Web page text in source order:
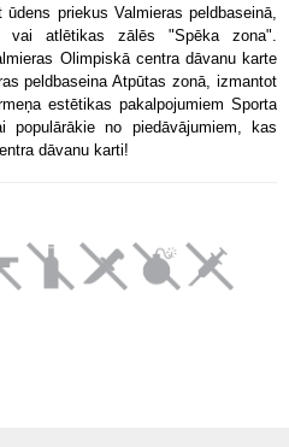
priekus Valmieras peldbaseinā,
vai atlētikas zālēs "Spēka zona".
Olimpiskā centra dāvanu karte
peldbaseina Atpūtas zonā, izmantot
estētikas pakalpojumiem Sporta
no piedāvājumiem, kas
dāvanu karti!